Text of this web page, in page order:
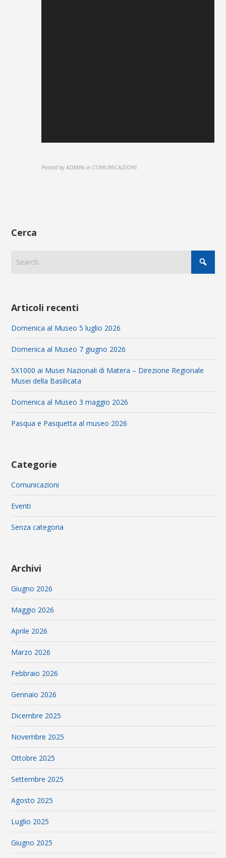
Posted by ADMIN in COMUNICAZIONI
Cerca
Articoli recenti
Domenica al Museo 5 luglio 2026
Domenica al Museo 7 giugno 2026
5X1000 ai Musei Nazionali di Matera – Direzione Regionale
Musei della Basilicata
Domenica al Museo 3 maggio 2026
Pasqua e Pasquetta al museo 2026
Categorie
Comunicazioni
Eventi
Senza categoria
Archivi
Giugno 2026
Maggio 2026
Aprile 2026
Marzo 2026
Febbraio 2026
Gennaio 2026
Dicembre 2025
Novembre 2025
Ottobre 2025
Settembre 2025
Agosto 2025
Luglio 2025
Giugno 2025